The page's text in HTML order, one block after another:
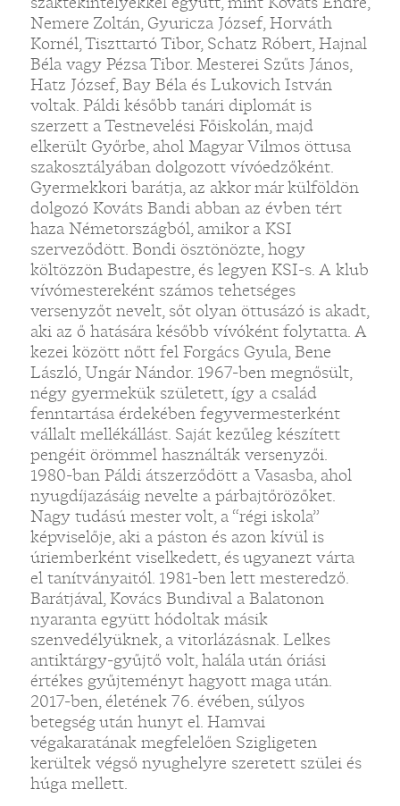
Nemere Zoltán, Gyuricza József, Horváth
Kornél, Tiszttartó Tibor, Schatz Róbert, Hajnal
Béla vagy Pézsa Tibor. Mesterei Szűts János,
Hatz József, Bay Béla és Lukovich István
voltak. Páldi később tanári diplomát is
szerzett a Testnevelési Főiskolán, majd
elkerült Győrbe, ahol Magyar Vilmos öttusa
szakosztályában dolgozott vívóedzőként.
Gyermekkori barátja, az akkor már külföldön
dolgozó Kováts Bandi abban az évben tért
haza Németországból, amikor a KSI
szerveződött. Bondi ösztönözte, hogy
költözzön Budapestre, és legyen KSI-s. A klub
vívómestereként számos tehetséges
versenyzőt nevelt, sőt olyan öttusázó is akadt,
aki az ő hatására később vívóként folytatta. A
kezei között nőtt fel Forgács Gyula, Bene
László, Ungár Nándor. 1967-ben megnősült,
négy gyermekük született, így a család
fenntartása érdekében fegyvermesterként
vállalt mellékállást. Saját kezűleg készített
pengéit örömmel használták versenyzői.
1980-ban Páldi átszerződött a Vasasba, ahol
nyugdíjazásáig nevelte a párbajtőrözőket.
Nagy tudású mester volt, a “régi iskola”
képviselője, aki a páston és azon kívül is
úriemberként viselkedett, és ugyanezt várta
el tanítványaitól. 1981-ben lett mesteredző.
Barátjával, Kovács Bundival a Balatonon
nyaranta együtt hódoltak másik
szenvedélyüknek, a vitorlázásnak. Lelkes
antiktárgy-gyűjtő volt, halála után óriási
értékes gyűjteményt hagyott maga után.
2017-ben, életének 76. évében, súlyos
betegség után hunyt el. Hamvai
végakaratának megfelelően Szigligeten
kerültek végső nyughelyre szeretett szülei és
húga mellett.